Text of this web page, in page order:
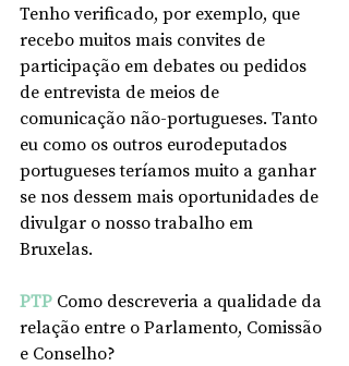
Tenho verificado, por exemplo, que
recebo muitos mais convites de
participação em debates ou pedidos
de entrevista de meios de
comunicação não-portugueses. Tanto
eu como os outros eurodeputados
portugueses teríamos muito a ganhar
se nos dessem mais oportunidades de
divulgar o nosso trabalho em
Bruxelas.
PTP Como descreveria a qualidade da
relação entre o Parlamento, Comissão
e Conselho?